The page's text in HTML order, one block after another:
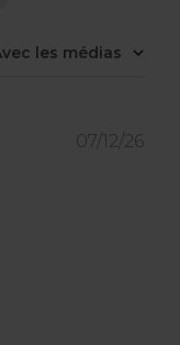
les médias
07/12/26